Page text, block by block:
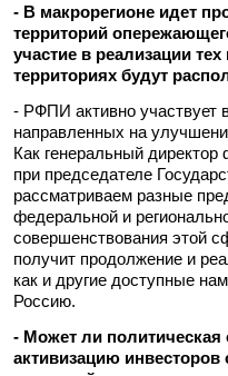
- В макрорегионе идет
территорий
участие в реализации
территориях будут
- РФПИ активно участвует
направленных на
Как генеральный
при председателе
рассматриваем разные
федеральной и
совершенствования этой
получит продолжение и
как и другие доступные
Россию.
- Может ли политическая
активизацию